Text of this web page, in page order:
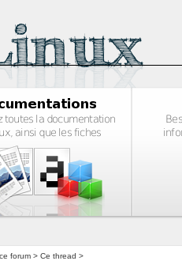
forum> Ce thread >